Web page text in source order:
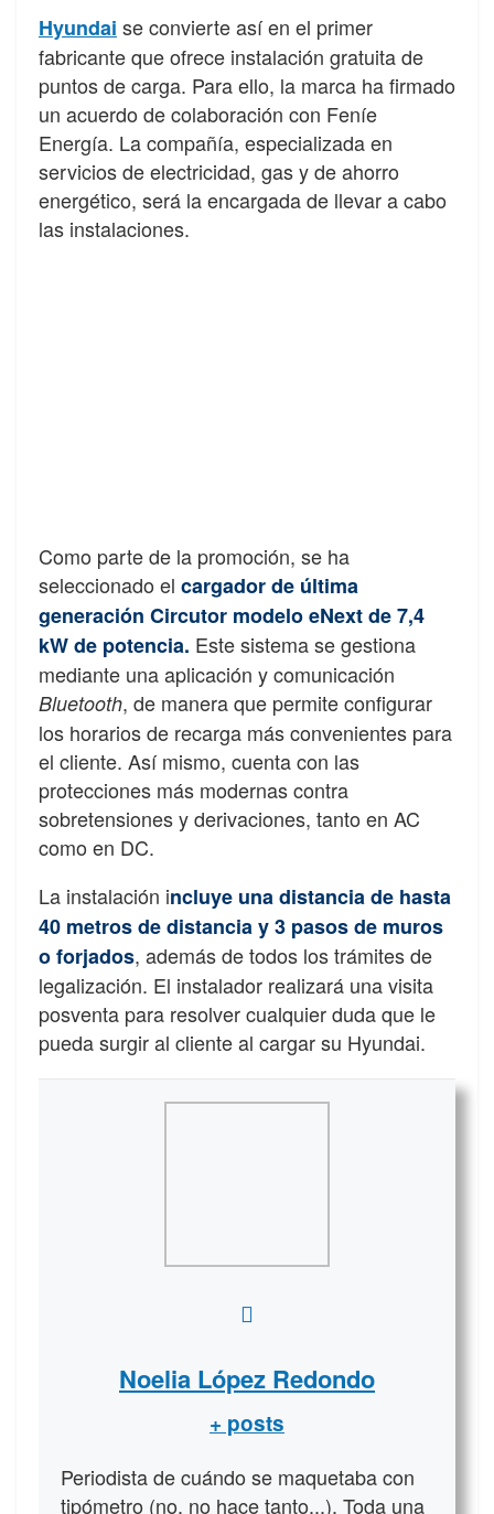
Hyundai se convierte así en el primer
fabricante que ofrece instalación gratuita de
puntos de carga. Para ello, la marca ha firmado
un acuerdo de colaboración con Feníe
Energía. La compañía, especializada en
servicios de electricidad, gas y de ahorro
energético, será la encargada de llevar a cabo
las instalaciones.
Como parte de la promoción, se ha
seleccionado el cargador de última
generación Circutor modelo eNext de 7,4
kW de potencia. Este sistema se gestiona
mediante una aplicación y comunicación
Bluetooth, de manera que permite configurar
los horarios de recarga más convenientes para
el cliente. Así mismo, cuenta con las
protecciones más modernas contra
sobretensiones y derivaciones, tanto en AC
como en DC.
La instalación incluye una distancia de hasta
40 metros de distancia y 3 pasos de muros
o forjados, además de todos los trámites de
legalización. El instalador realizará una visita
posventa para resolver cualquier duda que le
pueda surgir al cliente al cargar su Hyundai.
Noelia López Redondo
+ posts
Periodista de cuándo se maquetaba con
tipómetro (no, no hace tanto...). Toda una